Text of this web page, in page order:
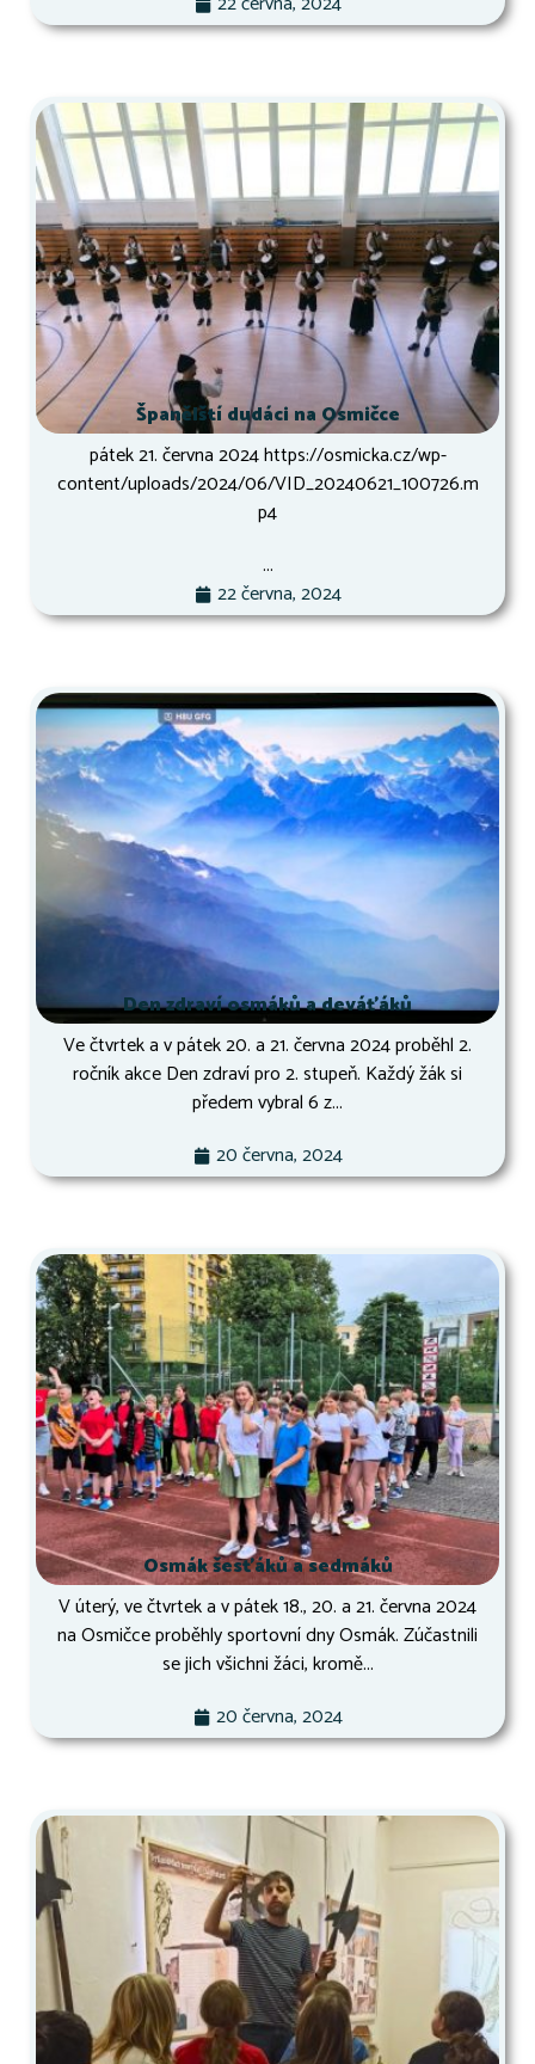
Španělští dudáci na Osmičce
pátek 21. června 2024 https://osmicka.cz/wp-
content/uploads/2024/06/VID_20240621_100726.m
p4
...
22 června, 2024
Den zdraví osmáků a deváťáků
Ve čtvrtek a v pátek 20. a 21. června 2024 proběhl 2.
ročník akce Den zdraví pro 2. stupeň. Každý žák si
předem vybral 6 z...
20 června, 2024
Osmák šesťáků a sedmáků
V úterý, ve čtvrtek a v pátek 18., 20. a 21. června 2024
na Osmičce proběhly sportovní dny Osmák. Zúčastnili
se jich všichni žáci, kromě...
20 června, 2024